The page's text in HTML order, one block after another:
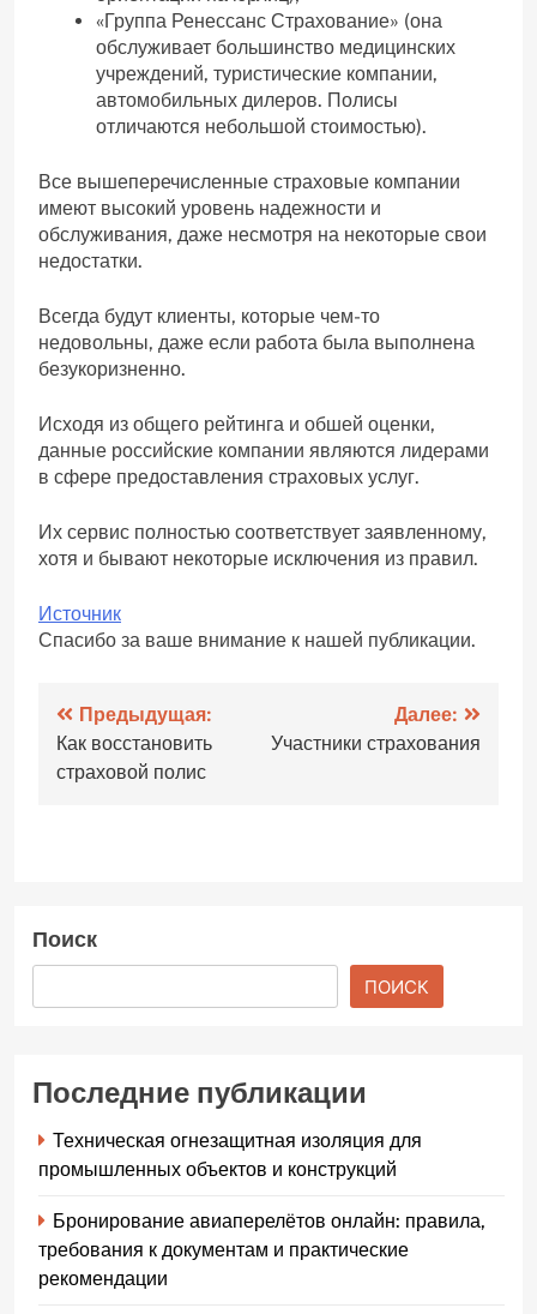
«Группа Ренессанс Страхование» (она
обслуживает большинство медицинских
учреждений, туристические компании,
автомобильных дилеров. Полисы
отличаются небольшой стоимостью).
Все вышеперечисленные страховые компании
имеют высокий уровень надежности и
обслуживания, даже несмотря на некоторые свои
недостатки.
Всегда будут клиенты, которые чем-то
недовольны, даже если работа была выполнена
безукоризненно.
Исходя из общего рейтинга и обшей оценки,
данные российские компании являются лидерами
в сфере предоставления страховых услуг.
Их сервис полностью соответствует заявленному,
хотя и бывают некоторые исключения из правил.
Источник
Спасибо за ваше внимание к нашей публикации.
Навигация
по
Предыдущая:
Как восстановить
страховой полис
Далее:
Участники страхования
Поиск
ПОИСК
Последние публикации
Техническая огнезащитная изоляция для
промышленных объектов и конструкций
Бронирование авиаперелётов онлайн: правила,
требования к документам и практические
рекомендации